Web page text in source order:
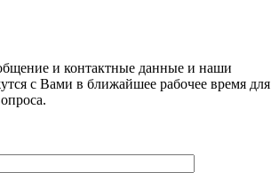
и контактные данные и наши
с Вами в ближайшее рабочее время для